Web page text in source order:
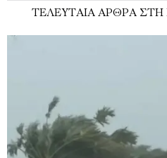
ΤΕΛΕΥΤΑΊΑ ΆΡΘΡΑ